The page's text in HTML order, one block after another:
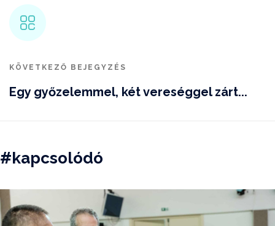
KÖVETKEZŐ BEJEGYZÉS
Egy győzelemmel, két vereséggel zárt...
#kapcsolódó